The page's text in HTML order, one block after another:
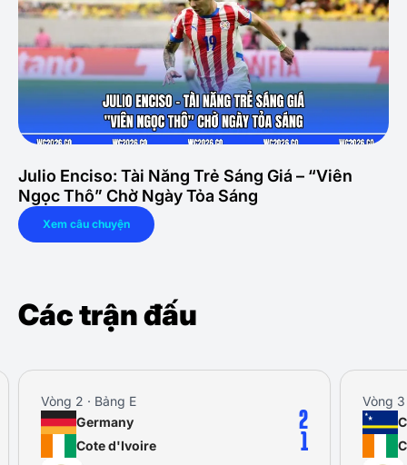
Julio Enciso: Tài Năng Trẻ Sáng Giá – “Viên
Ngọc Thô” Chờ Ngày Tỏa Sáng
Xem câu chuyện
Các trận đấu
Vòng 2 · Bảng E
Germany
Cote d'Ivoire
2
1
Vòng 3